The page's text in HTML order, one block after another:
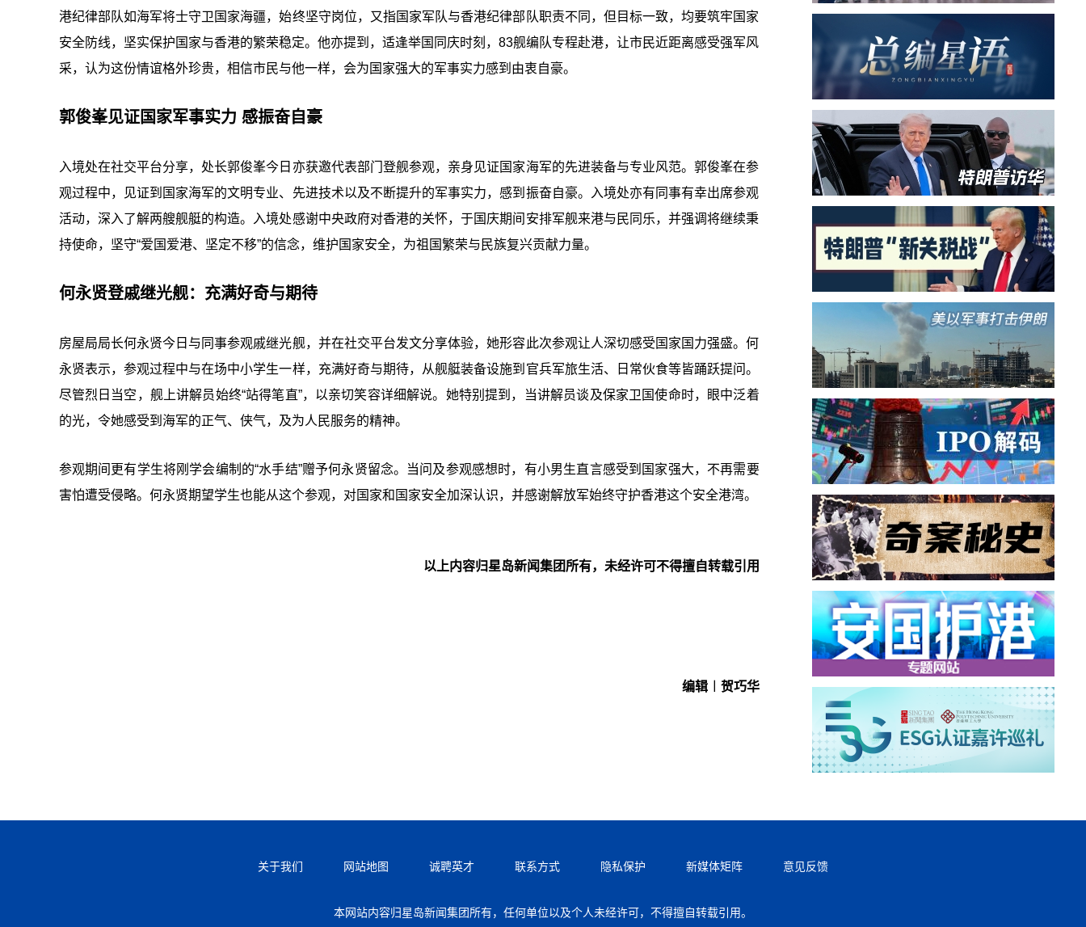
港纪律部队如海军将士守卫国家海疆，始终坚守岗位，又指国家军队与香港纪律部队职责不同，但目标一致，均要筑牢国家
安全防线，坚实保护国家与香港的繁荣稳定。他亦提到，适逢举国同庆时刻，83舰编队专程赴港，让市民近距离感受强军风
采，认为这份情谊格外珍贵，相信市民与他一样，会为国家强大的军事实力感到由衷自豪。
郭俊峯见证国家军事实力 感振奋自豪
入境处在社交平台分享，处长郭俊峯今日亦获邀代表部门登舰参观，亲身见证国家海军的先进装备与专业风范。郭俊峯在参
观过程中，见证到国家海军的文明专业、先进技术以及不断提升的军事实力，感到振奋自豪。入境处亦有同事有幸出席参观
活动，深入了解两艘舰艇的构造。入境处感谢中央政府对香港的关怀，于国庆期间安排军舰来港与民同乐，并强调将继续秉
持使命，坚守“爱国爱港、坚定不移”的信念，维护国家安全，为祖国繁荣与民族复兴贡献力量。
何永贤登戚继光舰：充满好奇与期待
房屋局局长何永贤今日与同事参观戚继光舰，并在社交平台发文分享体验，她形容此次参观让人深切感受国家国力强盛。何
永贤表示，参观过程中与在场中小学生一样，充满好奇与期待，从舰艇装备设施到官兵军旅生活、日常伙食等皆踊跃提问。
尽管烈日当空，舰上讲解员始终“站得笔直”，以亲切笑容详细解说。她特别提到，当讲解员谈及保家卫国使命时，眼中泛着
的光，令她感受到海军的正气、侠气，及为人民服务的精神。
参观期间更有学生将刚学会编制的“水手结”赠予何永贤留念。当问及参观感想时，有小男生直言感受到国家强大，不再需要
害怕遭受侵略。何永贤期望学生也能从这个参观，对国家和国家安全加深认识，并感谢解放军始终守护香港这个安全港湾。
以上内容归星岛新闻集团所有，未经许可不得擅自转载引用
编辑︱贺巧华
关于我们 网站地图 诚聘英才 联系方式 隐私保护 新媒体矩阵 意见反馈
本网站内容归星岛新闻集团所有，任何单位以及个人未经许可，不得擅自转载引用。